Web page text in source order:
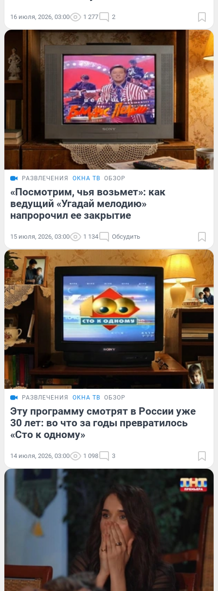
16 июля, 2026, 03:00 1 277 2
РАЗВЛЕЧЕНИЯ ОКНА ТВ ОБЗОР
«Посмотрим, чья возьмет»: как
ведущий «Угадай мелодию»
напророчил ее закрытие
15 июля, 2026, 03:00 1 134 Обсудить
РАЗВЛЕЧЕНИЯ ОКНА ТВ ОБЗОР
Эту программу смотрят в России уже
30 лет: во что за годы превратилось
«Сто к одному»
14 июля, 2026, 03:00 1 098 3